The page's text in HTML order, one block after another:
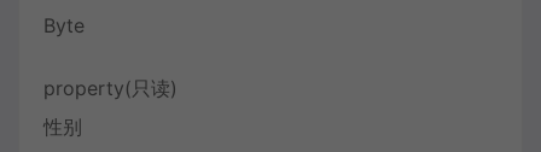
Byte
property(只读)
性别